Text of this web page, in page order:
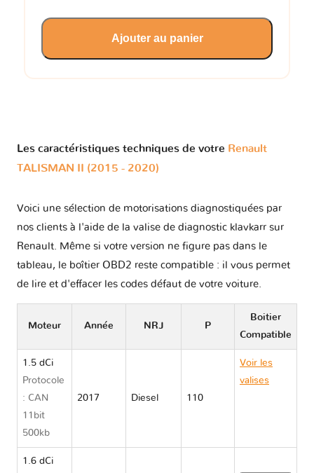
Ajouter au panier
Les caractéristiques techniques de votre Renault
TALISMAN II (2015 - 2020)
Voici une sélection de motorisations diagnostiquées par
nos clients à l'aide de la valise de diagnostic klavkarr sur
Renault. Même si votre version ne figure pas dans le
tableau, le boîtier OBD2 reste compatible : il vous permet
de lire et d'effacer les codes défaut de votre voiture.
Moteur Année NRJ P
Boitier
Compatible
1.5 dCi
Protocole
: CAN
11bit
500kb
2017 Diesel 110
Voir les
valises
1.6 dCi